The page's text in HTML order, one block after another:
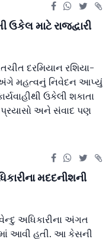
માટે રાજદ્વારી
દરમિયાન રશિયા-
મહત્વનું નિવેદન આપ્યું
ઉકેલી શકાતા
પ્રયાસો અને સંવાદ પણ
મદદનીશની
અધિકારીના અંગત
આવી હતી. આ કેસની